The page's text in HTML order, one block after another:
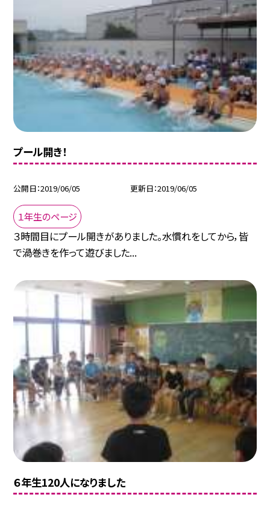
プール開き！
公開日 2019/06/05 更新日 2019/06/05
１年生のページ
３時間目にプール開きがありました。水慣れをしてから，皆
で渦巻きを作って遊びました...
６年生120人になりました